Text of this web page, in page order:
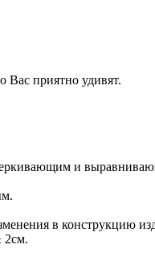
Вас приятно удивят.
и
в конструкцию
2см.